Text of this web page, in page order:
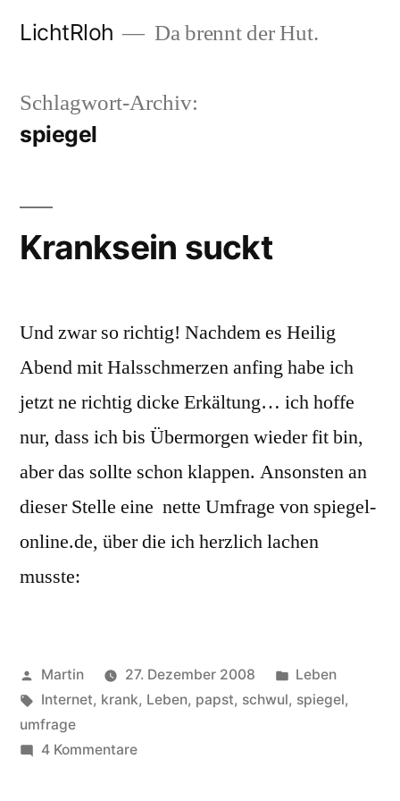
LichtRloh Da brennt der Hut.
Schlagwort-Archiv:
spiegel
Kranksein suckt
Und zwar so richtig! Nachdem es Heilig
Abend mit Halsschmerzen anfing habe ich
jetzt ne richtig dicke Erkältung… ich hoffe
nur, dass ich bis Übermorgen wieder fit bin,
aber das sollte schon klappen. Ansonsten an
dieser Stelle eine nette Umfrage von spiegel-
online.de, über die ich herzlich lachen
musste:
Veröffentlicht
von
Martin 27. Dezember 2008
Veröffentlicht
unter
Leben
Schlagwörter:
Internet, krank, Leben, papst, schwul, spiegel,
umfrage
4 Kommentarezu